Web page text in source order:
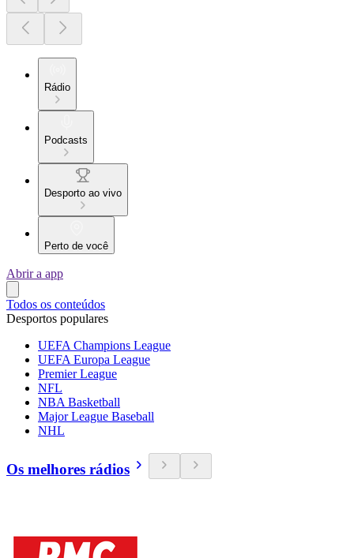
Rádio
Podcasts
Desporto ao vivo
Perto de você
Abrir a app
Todos os conteúdos
Desportos populares
UEFA Champions League
UEFA Europa League
Premier League
NFL
NBA Basketball
Major League Baseball
NHL
Os melhores rádios